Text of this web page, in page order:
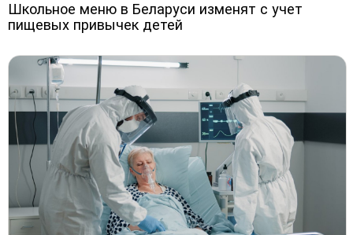
Школьное меню в Беларуси изменят с учет
пищевых привычек детей